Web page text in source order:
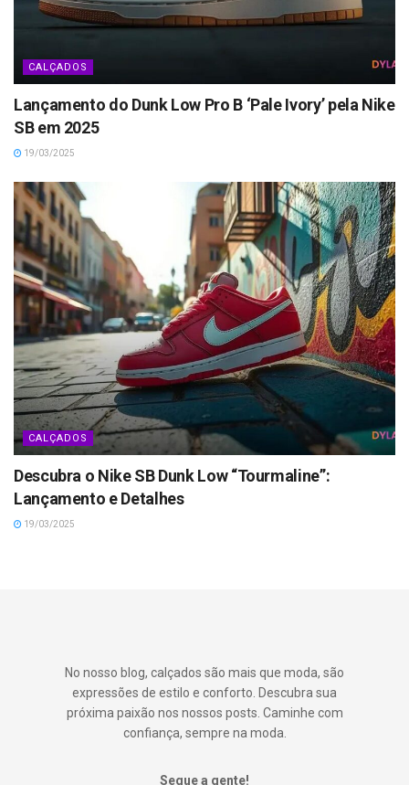
CALÇADOS
Lançamento do Dunk Low Pro B ‘Pale Ivory’ pela Nike
SB em 2025
19/03/2025
CALÇADOS
Descubra o Nike SB Dunk Low “Tourmaline”:
Lançamento e Detalhes
19/03/2025
No nosso blog, calçados são mais que moda, são
expressões de estilo e conforto. Descubra sua
próxima paixão nos nossos posts. Caminhe com
confiança, sempre na moda.
Segue a gente!